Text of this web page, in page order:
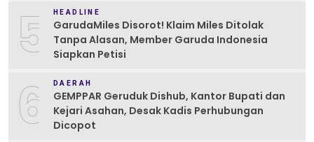
5 HEADLINE
GarudaMiles Disorot! Klaim Miles Ditolak
Tanpa Alasan, Member Garuda Indonesia
Siapkan Petisi
6 DAERAH
GEMPPAR Geruduk Dishub, Kantor Bupati dan
Kejari Asahan, Desak Kadis Perhubungan
Dicopot